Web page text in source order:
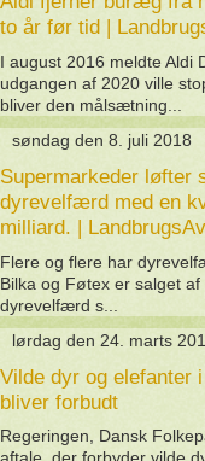
to år før tid |
I august 2016 meldte Aldi
udgangen af 2020 ville
bliver den målsætning...
søndag den 8. juli 2018
Supermarkeder løfter
dyrevelfærd med en
milliard. |
Flere og flere har
Bilka og Føtex er salget
dyrevelfærd s...
lørdag den 24. marts
Vilde dyr og elefanter
bliver forbudt
Regeringen, Dansk